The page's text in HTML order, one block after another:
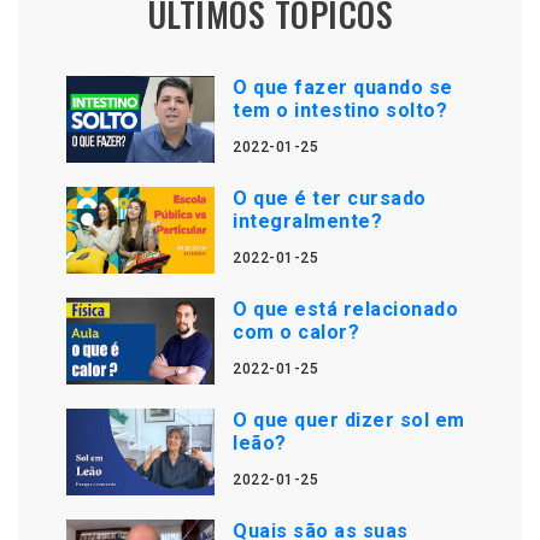
ÚLTIMOS TÓPICOS
O que fazer quando se
tem o intestino solto?
2022-01-25
O que é ter cursado
integralmente?
2022-01-25
O que está relacionado
com o calor?
2022-01-25
O que quer dizer sol em
leão?
2022-01-25
Quais são as suas